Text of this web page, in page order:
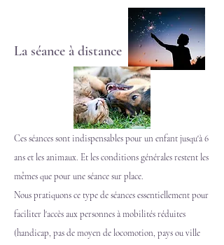
La séance à distance
Ces séances sont indispensables pour un enfant jusqu'à 6
ans et les animaux. Et les conditions générales restent les
mêmes que pour une séance sur place.
Nous pratiquons ce type de séances essentiellement pour
faciliter l'accès aux personnes à mobilités réduites
(handicap, pas de moyen de locomotion, pays ou ville